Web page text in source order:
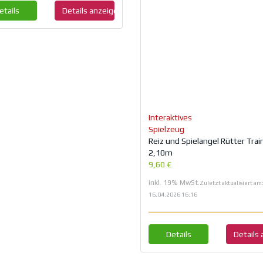
Details anzeigen
Interaktives
Spielzeug
Reiz und Spielangel Rütter
2,10m
9,60 €
inkl. 19% MwSt.Zuletzt aktualisiert am:
16.04.2026 16:16
Details Details